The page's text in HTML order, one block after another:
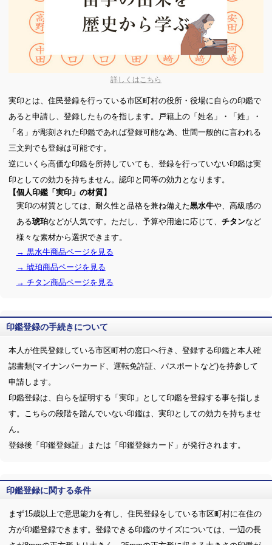
詳しくはこちら
実印とは、住民登録を行っている市区町村の役所・役場に自らの印鑑で
あると申請し、登録したものを指します。戸籍上の「姓名」・「姓」・
「名」が彫刻された印鑑であれば登録可能な為、世間一般的に言われる
三文判でも登録は可能です。
逆にいくら高価な印鑑を所持していても、登録を行っていない印鑑は実
印としての効力を持ちません。認印と同等の効力となります。
【個人印鑑「実印」の材質】
実印の材質としては、耐久性と品格を兼ね備えた黒水牛や、高級感の
ある琥珀などが人気です。ただし、予算や用途に応じて、 チタンなど
様々な素材から選択できます。
→ 黒水牛商品ページを見る
→ 琥珀商品ページを見る
→ チタン商品ページを見る
印鑑登録の手続きについて
本人が住民登録している市区町村の窓口へ行き、登録する印鑑と本人確
認書類(マイナンバーカード、運転免許証、パスポートなど)を持参して
申請します。
印鑑登録は、自らを証明する「実印」として印鑑を登録する事を指しま
す。こちらの段階を踏んでいない印鑑は、実印としての効力を持ちませ
ん。
登録後「印鑑登録証」または「印鑑登録カード」が発行されます。
印鑑登録に関する条件
まず15歳以上で意思能力を有し、住民登録をしている市区町村に在住の
方が印鑑登録できます。登録できる印鑑のサイズについては、一辺の長